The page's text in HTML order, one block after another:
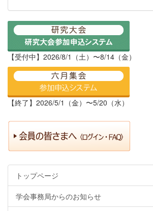
【受付中】2026/8/1（土）〜8/14（金）
【終了】2026/5/1（金）〜5/20（水）
トップページ
学会事務局からのお知らせ